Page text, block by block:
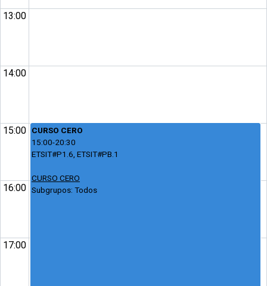
13:00
14:00
15:00
16:00
17:00
CURSO CERO
15:00-20:30
ETSIT#P1.6, ETSIT#PB.1
CURSO CERO
Subgrupos: Todos